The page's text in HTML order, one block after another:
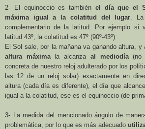
2- El equinoccio es también el día que el
máxima igual a la colatitud del lugar .
complementario de la latitud. Por ejemplo si
latitud 43º, la colatitud es 47º (90º-43º)
El Sol sale, por la mañana va ganando altura, y
altura máximala alcanza al mediodía(no
concreta de nuestro reloj adulterado por los
las 12 de un reloj solar) exactamente en
altura (cada día es diferente), el día que
igual a la colatitud, ese es el equinoccio (de
3- La medida del mencionado ángulo de
problemática, por lo que es más adecuado